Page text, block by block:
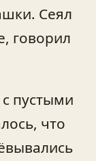
Сеял
говорил
пустыми
что